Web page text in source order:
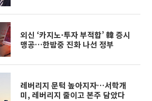
외신 ‘카지노·투자 부적합’ 韓 증시
맹공…한밤중 진화 나선 정부
레버리지 문턱 높아지자…서학개
미, 레버리지 줄이고 본주 담았다